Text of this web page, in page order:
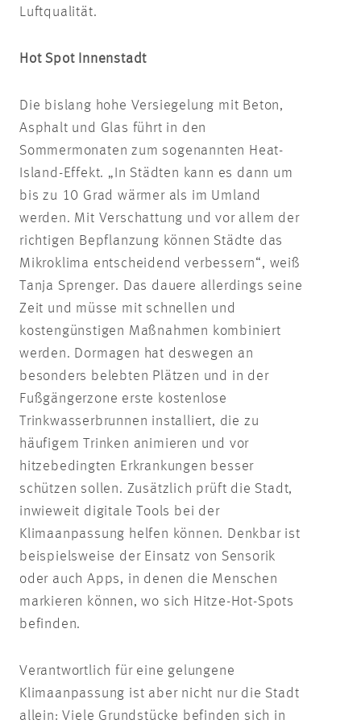
Luftqualität.
Hot Spot Innenstadt
Die bislang hohe Versiegelung mit Beton,
Asphalt und Glas führt in den
Sommermonaten zum sogenannten Heat-
Island-Effekt. „In Städten kann es dann um
bis zu 10 Grad wärmer als im Umland
werden. Mit Verschattung und vor allem der
richtigen Bepflanzung können Städte das
Mikroklima entscheidend verbessern“, weiß
Tanja Sprenger. Das dauere allerdings seine
Zeit und müsse mit schnellen und
kostengünstigen Maßnahmen kombiniert
werden. Dormagen hat deswegen an
besonders belebten Plätzen und in der
Fußgängerzone erste kostenlose
Trinkwasserbrunnen installiert, die zu
häufigem Trinken animieren und vor
hitzebedingten Erkrankungen besser
schützen sollen. Zusätzlich prüft die Stadt,
inwieweit digitale Tools bei der
Klimaanpassung helfen können. Denkbar ist
beispielsweise der Einsatz von Sensorik
oder auch Apps, in denen die Menschen
markieren können, wo sich Hitze-Hot-Spots
befinden.
Verantwortlich für eine gelungene
Klimaanpassung ist aber nicht nur die Stadt
allein: Viele Grundstücke befinden sich in